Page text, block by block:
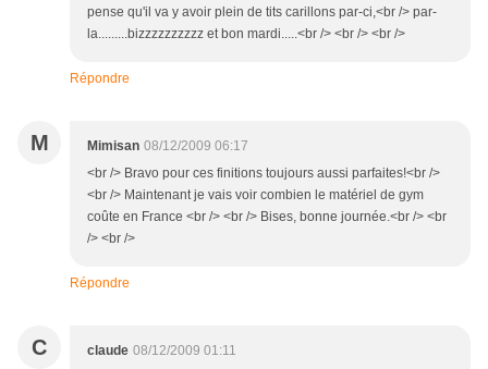
pense qu'il va y avoir plein de tits carillons par-ci,<br /> par-
la.........bizzzzzzzzzz et bon mardi.....<br /> <br /> <br />
Répondre
M Mimisan 08/12/2009 06:17
<br /> Bravo pour ces finitions toujours aussi parfaites!<br />
<br /> Maintenant je vais voir combien le matériel de gym
coûte en France <br /> <br /> Bises, bonne journée.<br /> <br
/> <br />
Répondre
C claude 08/12/2009 01:11